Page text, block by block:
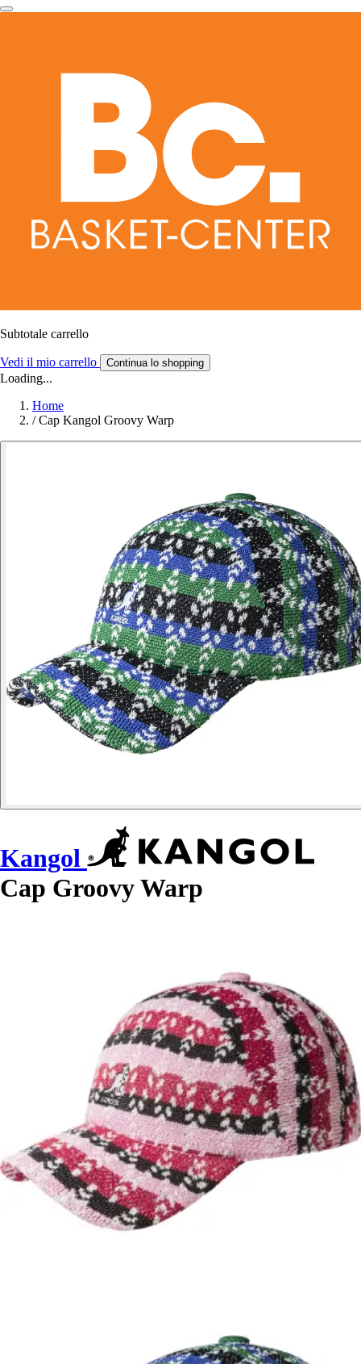
Subtotale carrello
Vedi il mio carrello Continua lo shopping
Loading...
Home
/ Cap Kangol Groovy Warp
Kangol
Cap Groovy Warp